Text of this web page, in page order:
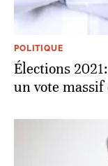
POLITIQUE
Élections
un vote